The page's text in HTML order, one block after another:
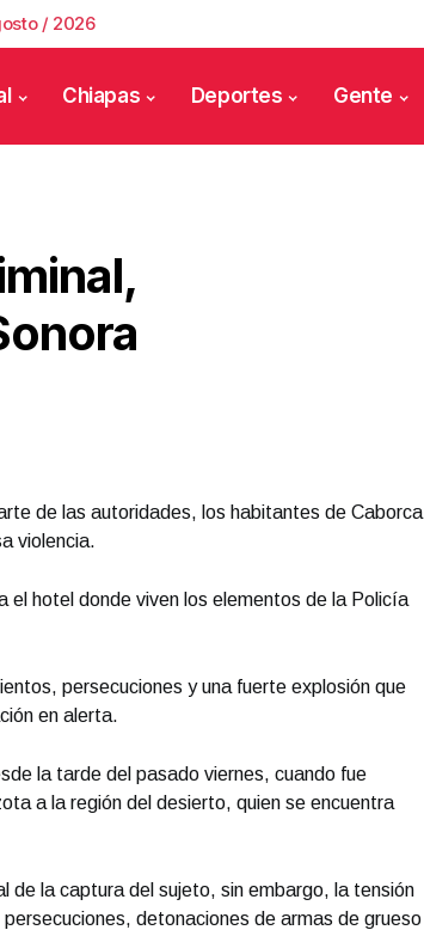
/ 2026
Chiapas Deportes Gente
de las autoridades, los habitantes de Caborca
violencia.
hotel donde viven los elementos de la Policía
persecuciones y una fuerte explosión que
en alerta.
la tarde del pasado viernes, cuando fue
a la región del desierto, quien se encuentra
de la captura del sujeto, sin embargo, la tensión
detonaciones de armas de grueso